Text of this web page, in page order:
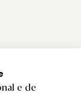
e de